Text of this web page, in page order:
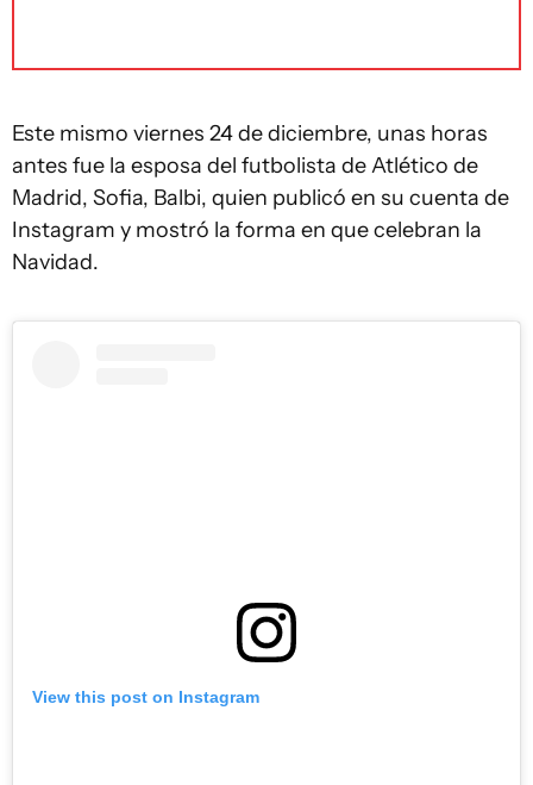
Este mismo viernes 24 de diciembre, unas horas
antes fue la esposa del futbolista de Atlético de
Madrid, Sofia, Balbi, quien publicó en su cuenta de
Instagram y mostró la forma en que celebran la
Navidad.
View this post on Instagram